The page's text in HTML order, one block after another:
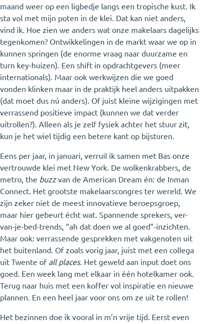
maand weer op een ligbedje langs een tropische kust. Ik
sta vol met mijn poten in de klei. Dat kan niet anders,
vind ik. Hoe zien we anders wat onze makelaars dagelijks
tegenkomen? Ontwikkelingen in de markt waar we op in
kunnen springen (de enorme vraag naar duurzame en
turn key-huizen). Een shift in opdrachtgevers (meer
internationals). Maar ook werkwijzen die we goed
vonden klinken maar in de praktijk heel anders uitpakken
(dat moet dus nú anders). Of juist kleine wijzigingen met
verrassend positieve impact (kunnen we dat verder
uitrollen?). Alleen als je zelf fysiek achter het stuur zit,
kun je het wiel tijdig een betere kant op bijsturen.
Eens per jaar, in januari, verruil ik samen met Bas onze
vertrouwde klei met New York. De wolkenkrabbers, de
metro, the buzzvan de American Dream én: de Inman
Connect. Het grootste makelaarscongres ter wereld. We
zijn zeker niet de meest innovatieve beroepsgroep,
maar hier gebeurt écht wat. Spannende sprekers, ver-
van-je-bed-trends, “ah dat doen we al goed”-inzichten.
Maar ook: verrassende gesprekken met vakgenoten uit
het buitenland. Of zoals vorig jaar, juist met een collega
uit Twente of all places. Het geweld aan input doet ons
goed. Een week lang met elkaar in één hotelkamer ook.
Terug naar huis met een koffer vol inspiratie en nieuwe
plannen. En een heel jaar voor ons om ze uit te rollen!
Het bezinnen doe ik vooral in m’n vrije tijd. Eerst even